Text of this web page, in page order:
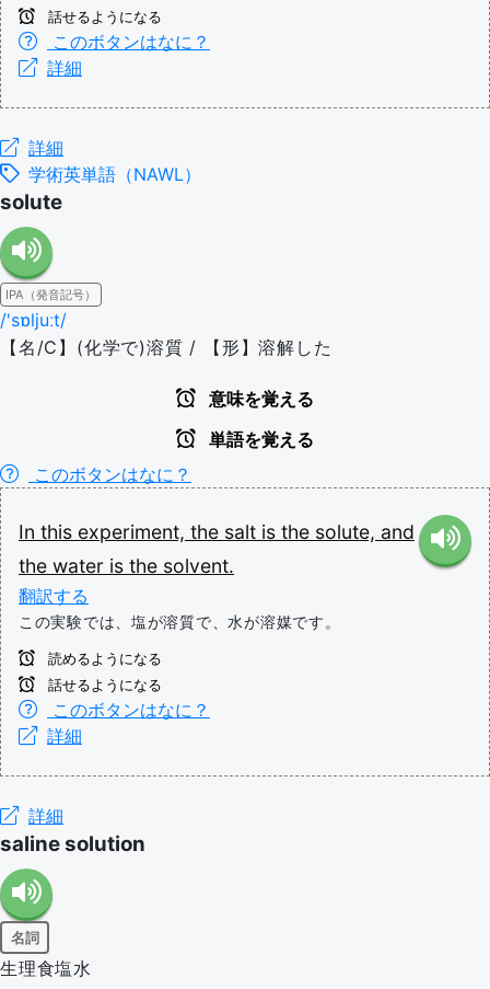
話せるようになる
このボタンはなに？
詳細
詳細
学術英単語（NAWL）
solute
IPA（発音記号）
/'sɒljuːt/
【名/C】(化学で)溶質 / 【形】溶解した
意味を覚える
単語を覚える
このボタンはなに？
In this experiment, the salt is the solute, and
the water is the solvent.
翻訳する
この実験では、塩が溶質で、水が溶媒です。
読めるようになる
話せるようになる
このボタンはなに？
詳細
詳細
saline solution
名詞
生理食塩水